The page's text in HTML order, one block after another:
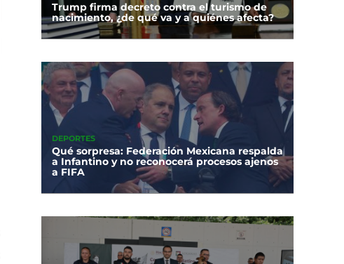
Trump firma decreto contra el turismo de
nacimiento, ¿de qué va y a quiénes afecta?
DEPORTES
Qué sorpresa: Federación Mexicana respalda
a Infantino y no reconocerá procesos ajenos
a FIFA